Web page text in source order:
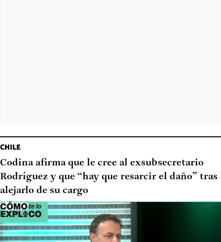
CHILE
Codina afirma que le cree al exsubsecretario
Rodríguez y que “hay que resarcir el daño” tras
alejarlo de su cargo